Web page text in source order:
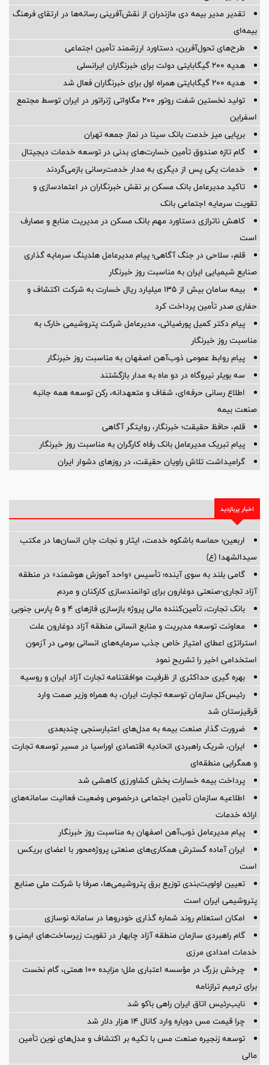
تقدیر مدیر بیمه دی مازندران از نقش‌آفرینی رسانه‌ها در ارتقای فرهنگ
بیمه‌ای
طرح‌های تحول‌آفرین، دستاورد ارزشمند تأمین اجتماعی
هدیه ۲۰۰ گیگابایتی دولت برای خبرنگاران ایرانسلی
هدیه ۲۰۰ گیگابایتی همراه اول برای خبرنگاران فعال شد
تولید نخستین شفت روتور ۲۰۰ مگاواتی ژنراتور در ایران توسط مجتمع
اسفراین
برپایی میز خدمت بانک سینا در نماز جمعه تهران
گام تازه صندوق تأمین خسارت‌های بدنی در توسعه خدمات دیجیتال
خدمات یکی پس از دیگری به مدار خدمت‌رسانی بازمی‌گردند
تاکید مدیرعامل بانک مسکن بر نقش خبرنگاران در اعتمادسازی و
تقویت سرمایه اجتماعی بانک
کاهش ناترازی دستاورد مهم بانک مسکن در مدیریت منابع و مصارف
است
قلم، سلاحی در جنگ آگاهی؛ پیام مدیرعامل هلدینگ سرمایه گذاری
صنایع شیمیایی ایران به مناسبت روز خبرنگار
بیمه سامان بیش از ۱۳۵ میلیارد ریال خسارت به شرکت اکتشاف و
حفاری صدر تأمین پرداخت کرد
پیام دکتر کمیل پورضیائی، مدیرعامل شرکت پتروشیمی خارک به
مناسبت روز خبرنگار
پیام روابط عمومی ذوب‌آهن اصفهان به مناسبت روز خبرنگار
سه بویلر نیروگاه در دو ماه به مدار بازگشتند
اطلاع رسانی حرفه‌ای، شفاف و متعهدانه، رکن توسعه همه جانبه
صنعت بیمه
قلم، حافظ حقیقت؛ خبرنگار، روایتگر آگاهی
پیام تبریک مدیرعامل بانک رفاه کارگران به مناسبت روز خبرنگار
گرامیداشت تلاش راویان حقیقت، در روزهای دشوار ایران
اخبار پربازدید
اربعین؛ حماسه باشکوه خدمت، ایثار و نجات جان انسان‌ها در مکتب
سیدالشهدا (ع)
گامی بلند به سوی آینده؛ تأسیس «واحد آموزش هوشمند» در منطقه
آزاد تجاری-صنعتی دوغارون برای توانمندسازی کارکنان و مردم
بانک تجارت، تأمین‌کننده مالی پروژه بازسازی فازهای ۴ و ۵ پارس جنوبی
معاونت توسعه مدیریت و منابع انسانی منطقه آزاد دوغارون علت
استراتژی اعطای امتیاز خاص جذب سرمایه‌های انسانی بومی در آزمون
استخدامی اخیر را تشریح نمود
بهره گیری حداکثری از ظرفیت موافقتنامه تجارت آزاد ایران و روسیه
رئیس‌کل سازمان توسعه تجارت ایران، به همراه وزیر صمت وارد
قرقیزستان شد
ضرورت گذار صنعت بیمه به مدل‌های اعتبارسنجی چندبعدی
ایران، شریک راهبردی اتحادیه اقتصادی اوراسیا در مسیر توسعه تجارت
و همگرایی منطقه‌ای
پرداخت بیمه خسارات بخش کشاورزی کاهشی شد
اطلاعیه سازمان تأمین اجتماعی درخصوص وضعیت فعالیت سامانه‌های
ارائه خدمات
پیام مدیرعامل ذوب‌آهن اصفهان به مناسبت روز خبرنگار
ایران آماده گسترش همکاری‌های صنعتی پروژه‌محور با اعضای بریکس
است
تعیین اولویت‌بندی توزیع برق پتروشیمی‌ها، صرفا با شرکت ملی صنایع
پتروشیمی ایران است
امکان استعلام روند شماره گذاری خودروها در سامانه نوسازی
گام راهبردی سازمان منطقه آزاد چابهار در تقویت زیرساخت‌های ایمنی و
خدمات امدادی مرزی
چرخش بزرگ در مؤسسه اعتباری ملل؛ مزایده ۱۰۰ همتی، گام نخست
برای ترمیم ترازنامه
نایب‌رئیس اتاق ایران راهی باکو شد
چرا قیمت مس دوباره وارد کانال ۱۴ هزار دلار شد
توسعه زنجیره صنعت مس با تکیه بر اکتشاف و مدل‌های نوین تأمین
مالی